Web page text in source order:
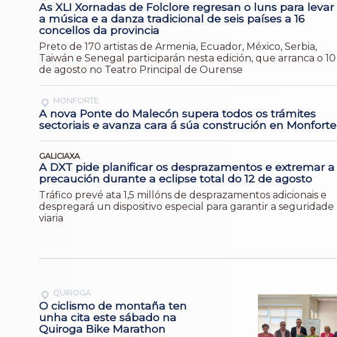
As XLI Xornadas de Folclore regresan o luns para levar
a música e a danza tradicional de seis países a 16
concellos da provincia
Preto de 170 artistas de Armenia, Ecuador, México, Serbia,
Taiwán e Senegal participarán nesta edición, que arranca o 10
de agosto no Teatro Principal de Ourense
MONFORTE
A nova Ponte do Malecón supera todos os trámites
sectoriais e avanza cara á súa construción en Monforte
GALICIAXA
A DXT pide planificar os desprazamentos e extremar a
precaución durante a eclipse total do 12 de agosto
Tráfico prevé ata 1,5 millóns de desprazamentos adicionais e
despregará un dispositivo especial para garantir a seguridade
viaria
QUIROGA
O ciclismo de montaña ten
unha cita este sábado na
Quiroga Bike Marathon